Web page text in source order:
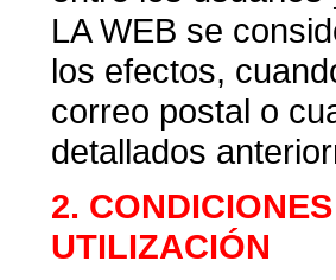
LA WEB se
los efectos,
correo postal o
detallados
2.
UTILIZACIÓN